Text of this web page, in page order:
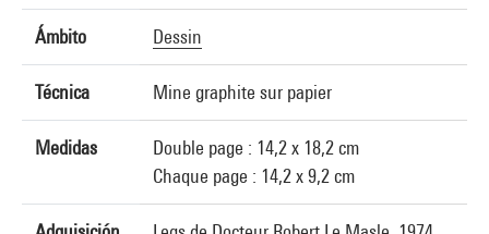
Ámbito Dessin
Técnica Mine graphite sur papier
Medidas
Double page : 14,2 x 18,2 cm
Chaque page : 14,2 x 9,2 cm